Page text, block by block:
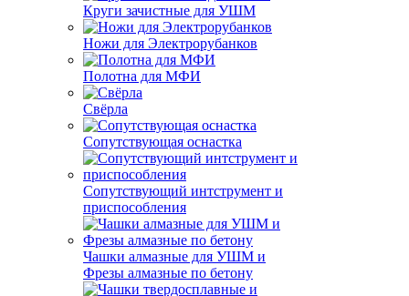
Круги зачистные для УШМ
Ножи для Электрорубанков
Полотна для МФИ
Свёрла
Сопутствующая оснастка
Сопутствующий интструмент и
приспособления
Чашки алмазные для УШМ и
Фрезы алмазные по бетону